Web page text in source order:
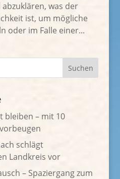
was der
ist, um mögliche
oder im Falle einer...
bleiben – mit 10
schlägt
Landkreis vor
– Spaziergang zum